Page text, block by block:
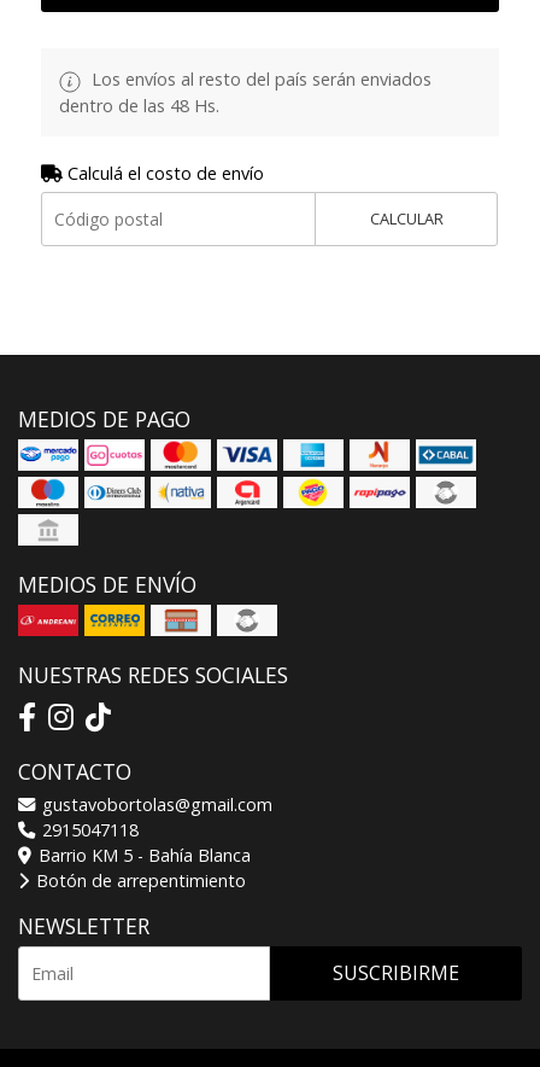
Los envíos al resto del país serán enviados
dentro de las 48 Hs.
Calculá el costo de envío
CALCULAR
MEDIOS DE PAGO
MEDIOS DE ENVÍO
NUESTRAS REDES SOCIALES
CONTACTO
gustavobortolas@gmail.com
2915047118
Barrio KM 5 - Bahía Blanca
Botón de arrepentimiento
NEWSLETTER
SUSCRIBIRME